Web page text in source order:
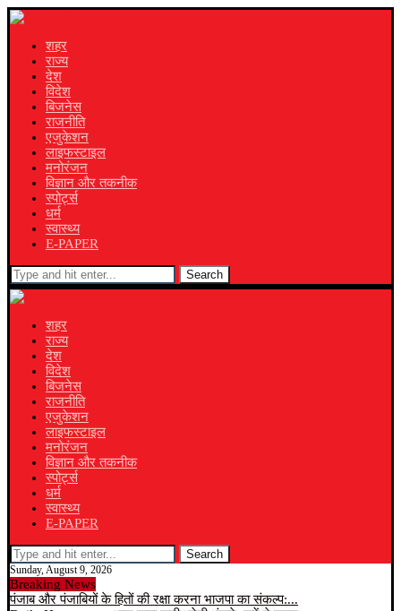
शहर
राज्य
देश
विदेश
बिजनेस
राजनीति
एजुकेशन
लाइफस्टाइल
मनोरंजन
विज्ञान और तकनीक
स्पोर्ट्स
धर्म
स्वास्थ्य
E-PAPER
Search
शहर
राज्य
देश
विदेश
बिजनेस
राजनीति
एजुकेशन
लाइफस्टाइल
मनोरंजन
विज्ञान और तकनीक
स्पोर्ट्स
धर्म
स्वास्थ्य
E-PAPER
Search
Sunday, August 9, 2026
Breaking News
पंजाब और पंजाबियों के हितों की रक्षा करना भाजपा का संकल्प:...